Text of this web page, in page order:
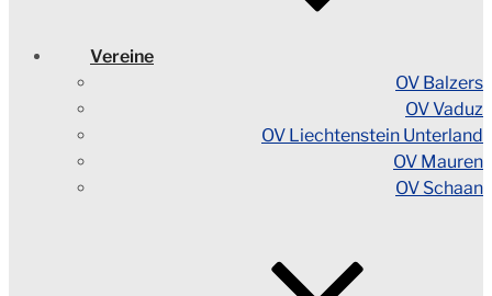
Vereine
OV Balzers
OV Vaduz
OV Liechtenstein Unterland
OV Mauren
OV Schaan